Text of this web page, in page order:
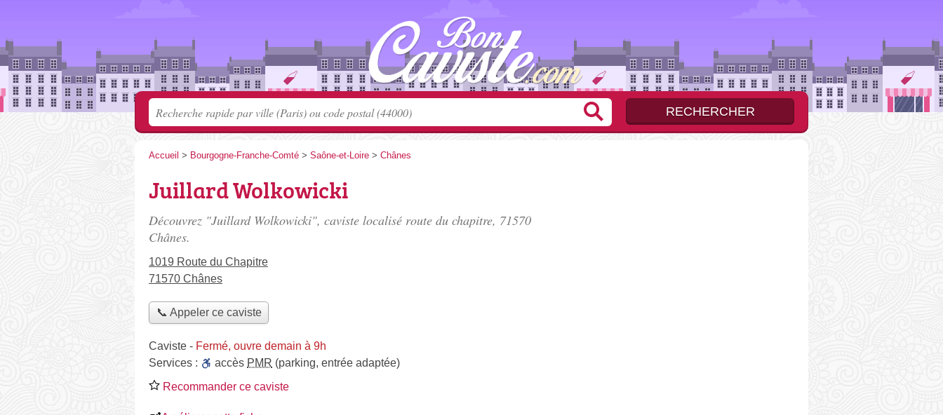
Accueil > Bourgogne-Franche-Comté > Saône-et-Loire > Chânes
Juillard Wolkowicki
Découvrez "Juillard Wolkowicki", caviste localisé route du chapitre, 71570
Chânes.
1019 Route du Chapitre
71570 Chânes
📞 Appeler ce caviste
Caviste - Fermé, ouvre demain à 9h
Services :
accès PMR (parking, entrée adaptée)
Recommander ce caviste